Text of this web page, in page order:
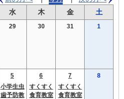
水曜
日
木曜
日
金曜
日
土曜
日
29 30 31 1
5
小学生虫
歯予防教
6
すくすく
食育教室
7
すくすく
食育教室
8